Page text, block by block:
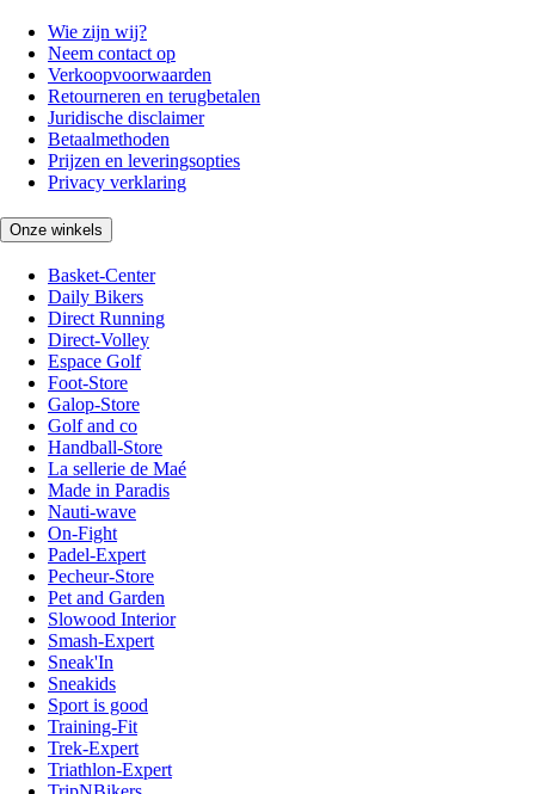
Wie zijn wij?
Neem contact op
Verkoopvoorwaarden
Retourneren en terugbetalen
Juridische disclaimer
Betaalmethoden
Prijzen en leveringsopties
Privacy verklaring
Onze winkels
Basket-Center
Daily Bikers
Direct Running
Direct-Volley
Espace Golf
Foot-Store
Galop-Store
Golf and co
Handball-Store
La sellerie de Maé
Made in Paradis
Nauti-wave
On-Fight
Padel-Expert
Pecheur-Store
Pet and Garden
Slowood Interior
Smash-Expert
Sneak'In
Sneakids
Sport is good
Training-Fit
Trek-Expert
Triathlon-Expert